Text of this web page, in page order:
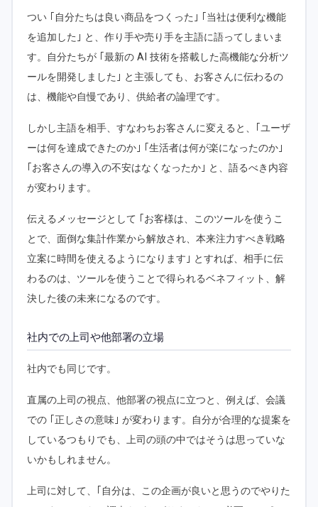
つい ｢自分たちは良い商品をつくった｣ ｢当社は便利な機能
を追加した｣ と、作り手や売り手を主語に語ってしまいま
す。自分たちが ｢最新の AI 技術を搭載した高機能な分析ツ
ールを開発しました｣ と主張しても、お客さんに伝わるの
は、機能や自慢であり、供給者の論理です。
しかし主語を相手、すなわちお客さんに変えると、｢ユーザ
ーは何を達成できたのか｣ ｢生活者は何が楽になったのか｣
｢お客さんの導入の不安はなくなったか｣ と、語るべき内容
が変わります。
伝えるメッセージとして ｢お客様は、このツールを使うこ
とで、面倒な集計作業から解放され、本来注力すべき戦略
立案に時間を使えるようになります｣ とすれば、相手に伝
わるのは、ツールを使うことで得られるベネフィット、解
決した後の未来になるのです。
社内での上司や他部署の立場
社内でも同じです。
直属の上司の視点、他部署の視点に立つと、例えば、会議
での ｢正しさの意味｣ が変わります。自分が合理的な提案を
しているつもりでも、上司の頭の中ではそうは思っていな
いかもしれません。
上司に対して、｢自分は、この企画が良いと思うのでやりた